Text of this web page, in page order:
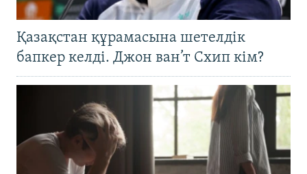
Қазақстан құрамасына шетелдік
бапкер келді. Джон ван’т Схип кім?